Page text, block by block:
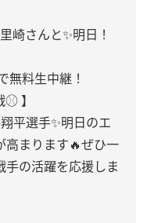
崎さんと✨明日！
無料生中継！
】
平選手✨明日のエ
高まります🔥ぜひ一
の活躍を応援しま